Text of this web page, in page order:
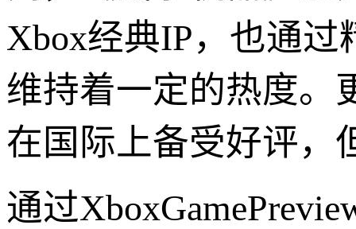
Xbox经典IP，也通
维持着一定的热度。
在国际上备受好评，
通过